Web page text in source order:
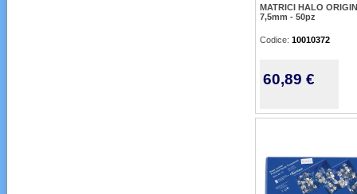
MATRICI HALO
7,5mm - 50pz
Codice: 10010372
60,89 €